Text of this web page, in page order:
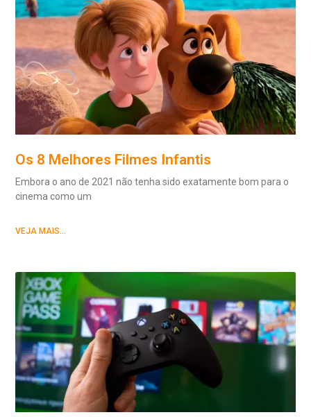
Os 8 Melhores Filmes Infantis
Embora o ano de 2021 não tenha sido exatamente bom para o
cinema como um
VEJA MAIS...